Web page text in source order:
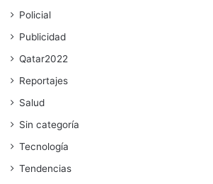
Policial
Publicidad
Qatar2022
Reportajes
Salud
Sin categoría
Tecnología
Tendencias